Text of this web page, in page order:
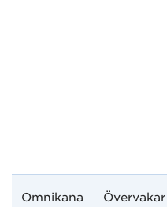
Omnikana
Övervakar